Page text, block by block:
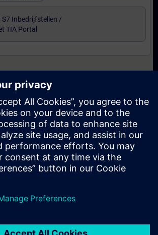
S7 Inbedrijfstellen /
TIA Portal
Service Technician
Service Technician met